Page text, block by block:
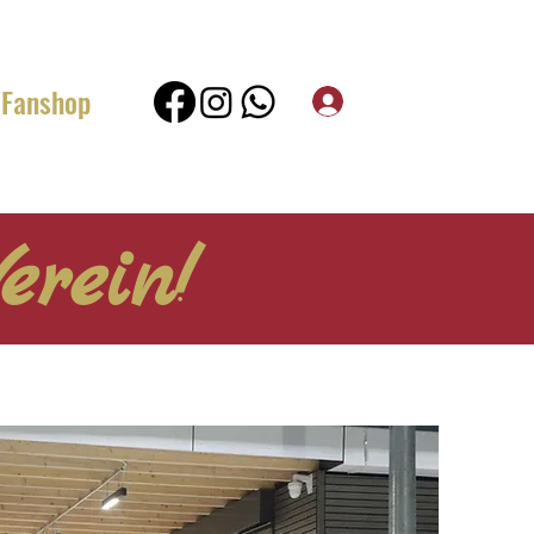
Fanshop